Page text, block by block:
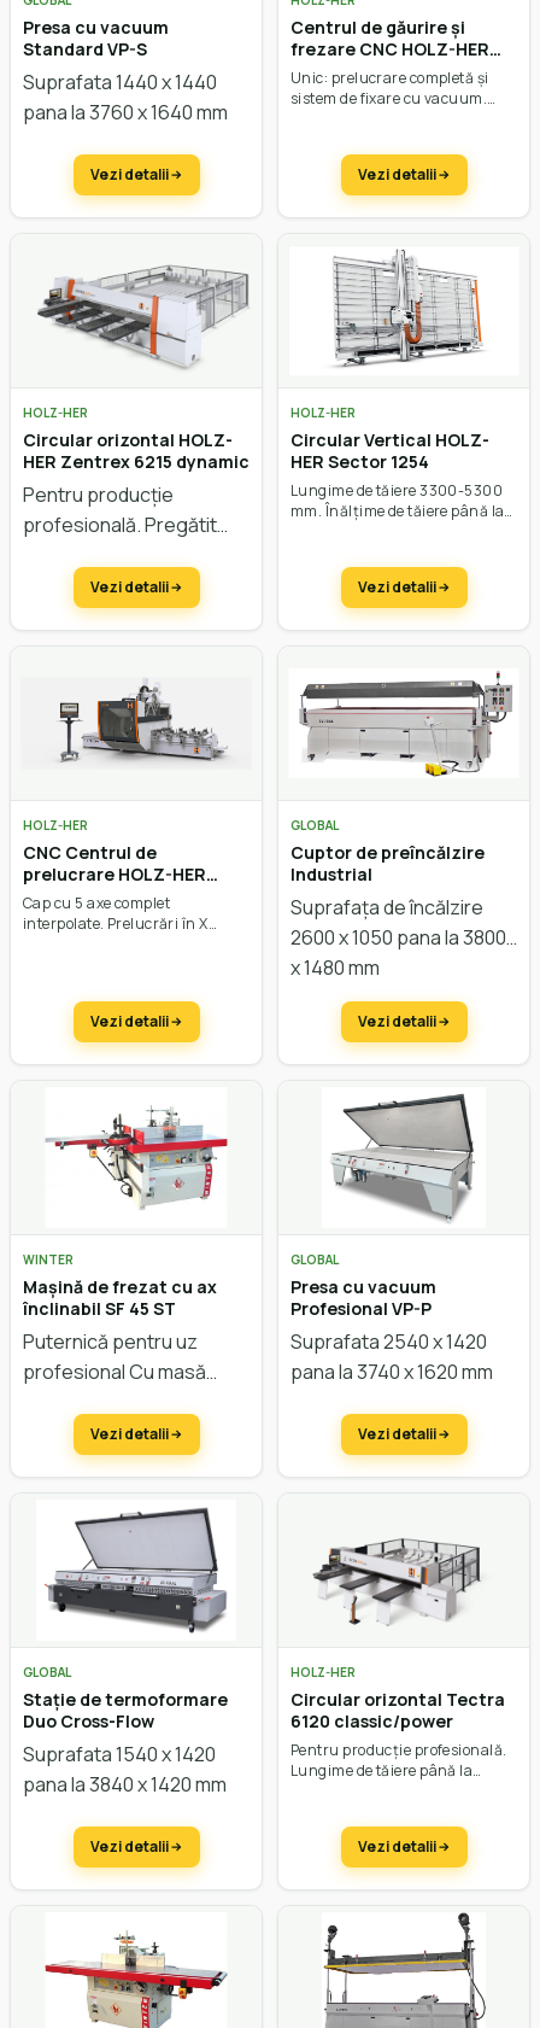
Presa cu vacuum
Standard VP-S
Suprafata 1440 x 1440
pana la 3760 x 1640 mm
Vezi detalii
Centrul de găurire și
frezare CNC HOLZ-HER
Evolution 7405 4mat
Unic: prelucrare completă și
sistem de fixare cu vacuum.
X: 200 – 3200 mm.
Vezi detalii
HOLZ-HER
Circular orizontal HOLZ-
HER Zentrex 6215 dynamic
Pentru producție
profesională. Pregătit
dinamice. Ieșire lamă
până la 115 mm. Putere
Vezi detalii
HOLZ-HER
Circular Vertical HOLZ-
HER Sector 1254
Lungime de tăiere 3300-5300
mm. Înălțime de tăiere până la
SuperCut.
Vezi detalii
HOLZ-HER
CNC Centrul de
prelucrare HOLZ-HER
EPICON 7235
Cap cu 5 axe complet
interpolate. Prelucrări în X
m/min.
Vezi detalii
GLOBAL
Cuptor de preîncălzire
Industrial
Suprafața de încălzire
2600 x 1050 pana la 3800
x 1480 mm
Vezi detalii
WINTER
Mașină de frezat cu ax
înclinabil SF 45 ST
Puternică pentru uz
profesional Cu masă
Vezi detalii
GLOBAL
Presa cu vacuum
Profesional VP-P
Suprafata 2540 x 1420
pana la 3740 x 1620 mm
Vezi detalii
GLOBAL
Stație de termoformare
Duo Cross-Flow
Suprafata 1540 x 1420
pana la 3840 x 1420 mm
Vezi detalii
HOLZ-HER
Circular orizontal Tectra
6120 classic/power
Pentru producție profesională.
Lungime de tăiere până la
Vezi detalii